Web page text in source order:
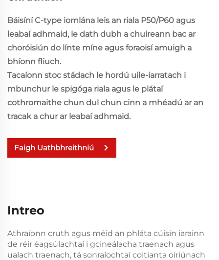
Báisíní C-type iomlána leis an riala P50/P60 agus
leabaí adhmaid, le dath dubh a chuireann bac ar
choróisiún do línte míne agus foraoisí amuigh a
bhíonn fliuch.
Tacaíonn stoc stádach le hordú uile-iarratach i
mbunchur le spigóga riala agus le plátaí
cothromaithe chun dul chun cinn a mhéadú ar an
tracak a chur ar leabaí adhmaid.
Faigh Uathbhreithniú
Intreo
Athraíonn cruth agus méid an phláta cúisín iarainn
de réir éagsúlachtaí i gcineálacha traenach agus
ualach traenach, tá sonraíochtaí coitianta oiriúnach